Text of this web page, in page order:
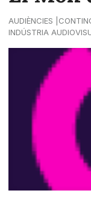
AUDIÈNCIES
INDÚSTRIA